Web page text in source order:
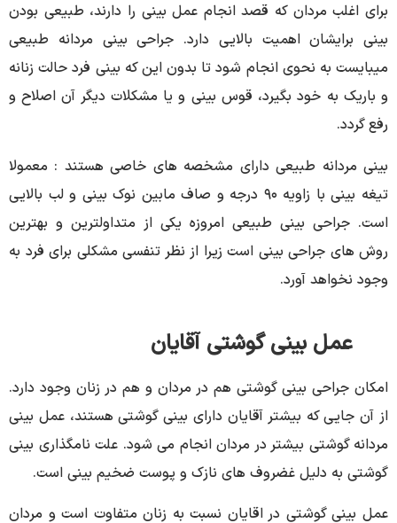
برای اغلب مردان که قصد انجام عمل بینی را دارند، طبیعی بودن
بینی برایشان اهمیت بالایی دارد. جراحی بینی مردانه طبیعی
میبایست به نحوی انجام شود تا بدون این که بینی فرد حالت زنانه
و باریک به خود بگیرد، قوس بینی و یا مشکلات دیگر آن اصلاح و
رفع گردد.
بینی مردانه طبیعی دارای مشخصه های خاصی هستند : معمولا
تیغه بینی با زاویه ۹۰ درجه و صاف مابین نوک بینی و لب بالایی
است. جراحی بینی طبیعی امروزه یکی از متداولترین و بهترین
روش های جراحی بینی است زیرا از نظر تنفسی مشکلی برای فرد به
وجود نخواهد آورد.
عمل بینی گوشتی آقایان
امکان جراحی بینی گوشتی هم در مردان و هم در زنان وجود دارد.
از آن جایی که بیشتر آقایان دارای بینی گوشتی هستند، عمل بینی
مردانه گوشتی بیشتر در مردان انجام می شود. علت نامگذاری بینی
گوشتی به دلیل غضروف های نازک و پوست ضخیم بینی است.
عمل بینی گوشتی در اقایان نسبت به زنان متفاوت است و مردان